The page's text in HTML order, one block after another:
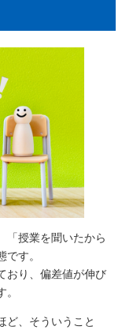
「授業を聞いたから
す。
おり、偏差値が伸び
ど、そういうこと